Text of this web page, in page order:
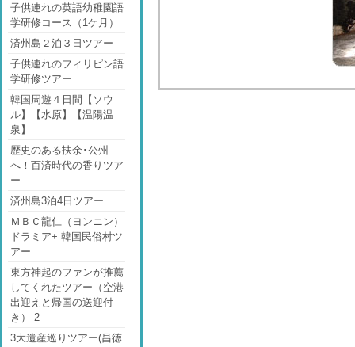
子供連れの英語幼稚園語
学研修コース（1ケ月）
済州島２泊３日ツアー
子供連れのフィリピン語
学研修ツアー
韓国周遊４日間【ソウ
ル】【水原】【温陽温
泉】
歴史のある扶余･公州
へ！百済時代の香りツア
ー
済州島3泊4日ツアー
ＭＢＣ龍仁（ヨンニン）
ドラミア+ 韓国民俗村ツ
アー
東方神起のファンが推薦
してくれたツアー（空港
出迎えと帰国の送迎付
き） 2
3大遺産巡りツアー(昌徳